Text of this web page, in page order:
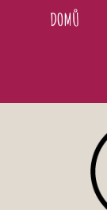
DOMŮ